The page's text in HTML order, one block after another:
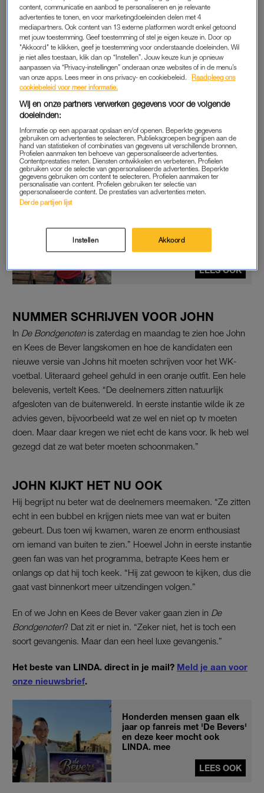
de kandidaten de opdracht om een WK-versie van Johns
grote hitJij krijgt die lach niet van mijn gezichtte maken.
Voor Kees was het een langgekoesterde droom. Hij volgt het
programma al jaren, zo vertelt hij aan LINDA. voorafgaand aan
de uitzending waarin zij te zien zijn. “Ik ontmoette Jan
Versteegh tijdens de opnames van
No Way Back
in Albanië en
zei hem daar al dat ik groot fan was van
De Bondgenoten
vertelt Kees de Bever. Een paar maanden later werd hij door
de productiemaatschappij gebeld met de vraag of John een
opdracht wilde jureren. “En gelukkig vroegen ze ook aan mij of
ik langs wilde komen. Ik ben echt verslaafd geraakt aan het
programma.”
Beau moest jaar herstellen na
deelname: 'Kijk het niet meer'
LEES OOK
NUMMER SCHRIJVEN VOOR JOHN
In De Bondgenotenis zaterdag en maandag te zien hoe John
en Kees de Bever langskomen en hoe de kandidaten een
nieuwe versie van Johns hit moeten schrijven voor het WK-
voetbal. Uiteraard geheel gehuld in een oranje outfit. Een hele
belevenis, vertelt Kees. “De deelnemers zitten natuurlijk
afgesloten van de buitenwereld. In eerste instantie wilde ik ze
advies geven, bijvoorbeeld wat ze wel en niet op tv moeten
doen. Maar daar kregen we niet echt de kans voor. Ik heb wel
gezegd dat ze wat beter moeten schoonmaken.”
JOHN KIJKT HET NU OOK
Hij begrijpt nu beter wat de deelnemers meemaken. “Ze zitten
echt in een bubbel en krijgen niets mee van wat er buiten
gebeurt. Dus toen wij kwamen, waren ze enorm enthousiast
om iemand van buiten te zien.” Hoewel John in eerste instantie
geen fan was van het programma, betrapte Kees hem er
onlangs op dat hij toch keek. “Hij zat gewoon te kijken, dus die
gaat vast binnenkort meer uitzendingen volgen.”
En of we John en Kees de Bever vaker gaan zien in De
Bondgenoten? Dat zit er niet in. “Zeker niet, het is toch een
soort gevangenis. Maar dan een heel luxe gevangenis.”
Het beste van LINDA. direct in je mail? Meld je aan voor
onze nieuwsbrief.
Honderden mensen gaan elk
jaar op fanreis met 'De Bevers'
en deze keer mocht ook
LINDA. mee
LEES OOK
content, communicatie en aanbod te personaliseren en je relevante
advertenties te tonen, en voor marketingdoeleinden delen met 4
mediapartners. Ook content van 13 externe platformen wordt enkel getoond
met jouw toestemming. Geef toestemming of stel je eigen keuze in. Door op
"Akkoord" te klikken, geef je toestemming voor onderstaande doeleinden. Wil
je niet alles toestaan, klik dan op “Instellen”. Jouw keuze kun je opnieuw
aanpassen via “Privacy-instellingen” onderaan onze websites of in de menu’s
van onze apps. Lees meer in ons privacy- en cookiebeleid.
Raadpleeg ons
cookiebeleid voor meer informatie.
Wij en onze partners verwerken gegevens voor de volgende
doeleinden:
Informatie op een apparaat opslaan en/of openen. Beperkte gegevens
gebruiken om advertenties te selecteren. Publieksgroepen begrijpen aan de
hand van statistieken of combinaties van gegevens uit verschillende bronnen.
Profielen aanmaken ten behoeve van gepersonaliseerde advertenties.
Contentprestaties meten. Diensten ontwikkelen en verbeteren. Profielen
gebruiken voor de selectie van gepersonaliseerde advertenties. Beperkte
gegevens gebruiken om content te selecteren. Profielen aanmaken ter
personalisatie van content. Profielen gebruiken ter selectie van
gepersonaliseerde content. De prestaties van advertenties meten.
Derde partijen lijst
Instellen Akkoord